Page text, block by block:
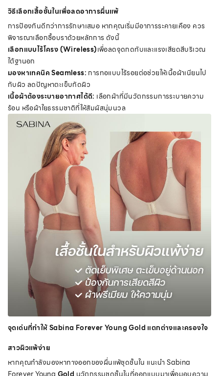
วิธีเลือกเสื้อชั้นในเพื่อลดอาการผื่นแพ้
การป้องกันดีกว่าการรักษาเสมอ หากคุณเริ่มมีอาการระคายเคือง ควร
พิจารณาเลือกซื้อบราด้วยหลักการ ดังนี้
เลือกแบบไร้โครง (Wireless)เพื่อลดจุดกดทับและแรงเสียดสีบริเวณ
ใต้ฐานอก
มองหาเทคนิค Seamless: การทอแบบไร้รอยต่อช่วยให้เนื้อผ้าเนียนไป
กับผิว ลดปัญหาตะเข็บกัดผิว
เนื้อผ้าต้องระบายอากาศได้ดี: เลือกผ้าที่มีนวัตกรรมการระบายความ
ร้อน หรือผ้าใยธรรมชาติที่ให้สัมผัสนุ่มนวล
จุดเด่นที่ทำให้ Sabina Forever Young Gold แตกต่างและครองใจ
สาวผิวแพ้ง่าย
หากคุณกำลังมองหาทางออกของผื่นแพ้ชุดชั้นใน แนะนำ Sabina